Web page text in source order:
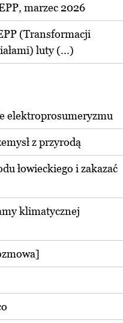
marzec 2026
(Transformacji
luty (...)
elektroprosumeryzmu
z przyrodą
łowieckiego i zakazać
klimatycznej